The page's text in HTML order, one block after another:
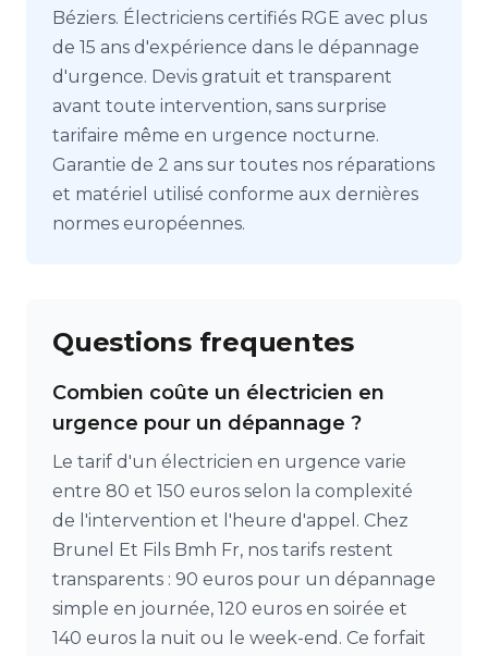
Béziers. Électriciens certifiés RGE avec plus
de 15 ans d'expérience dans le dépannage
d'urgence. Devis gratuit et transparent
avant toute intervention, sans surprise
tarifaire même en urgence nocturne.
Garantie de 2 ans sur toutes nos réparations
et matériel utilisé conforme aux dernières
normes européennes.
Questions frequentes
Combien coûte un électricien en
urgence pour un dépannage ?
Le tarif d'un électricien en urgence varie
entre 80 et 150 euros selon la complexité
de l'intervention et l'heure d'appel. Chez
Brunel Et Fils Bmh Fr, nos tarifs restent
transparents : 90 euros pour un dépannage
simple en journée, 120 euros en soirée et
140 euros la nuit ou le week-end. Ce forfait